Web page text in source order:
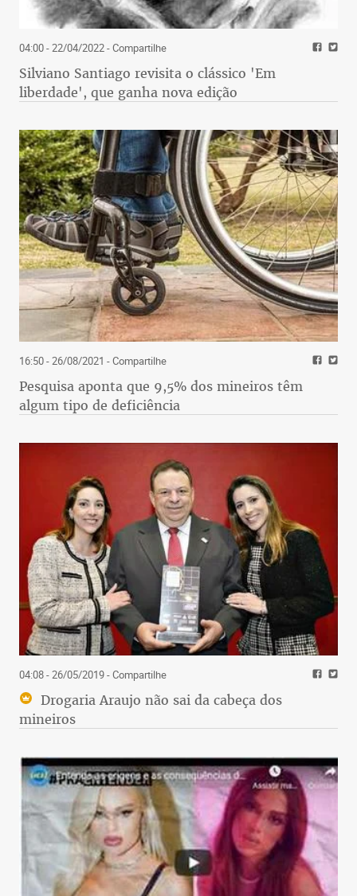
04:00 - 22/04/2022- Compartilhe
Silviano Santiago revisita o clássico 'Em
liberdade', que ganha nova edição
16:50 - 26/08/2021 - Compartilhe
Pesquisa aponta que 9,5% dos mineiros têm
algum tipo de deficiência
04:08 - 26/05/2019- Compartilhe
Drogaria Araujo não sai da cabeça dos
mineiros